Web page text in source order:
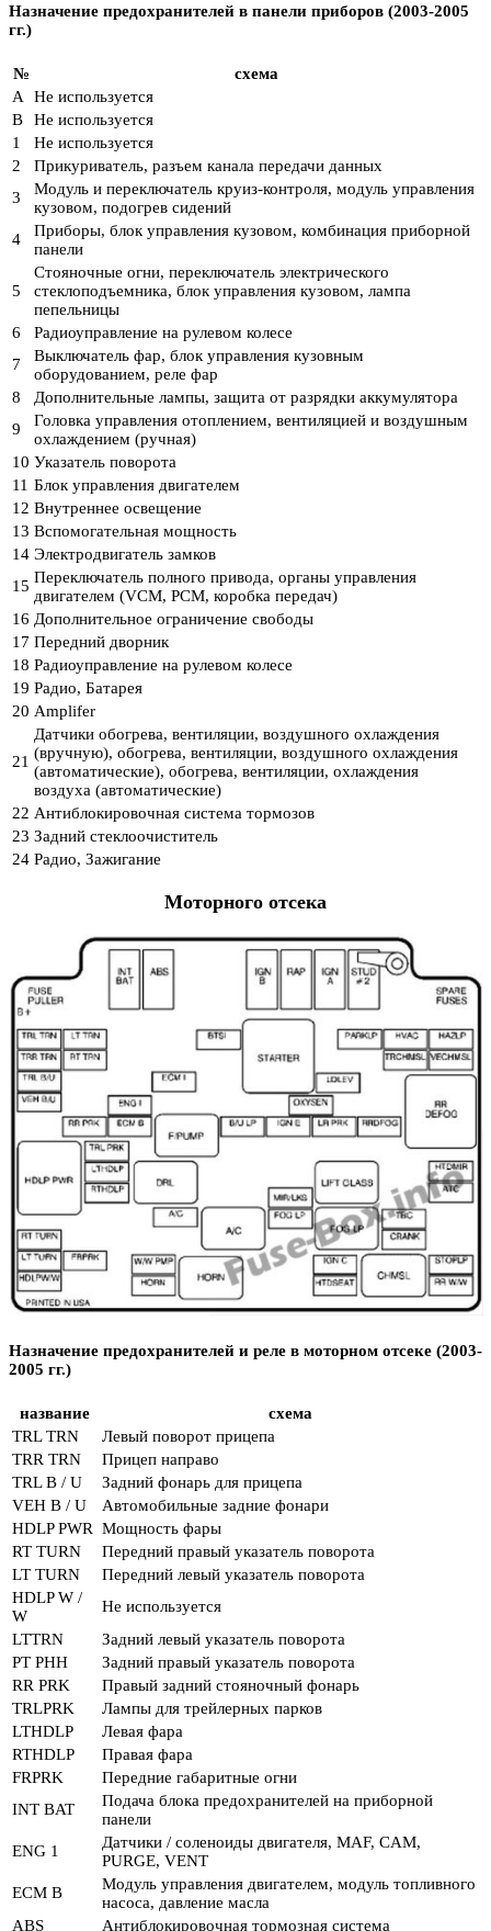
Назначение предохранителей в панели приборов (2003-2005
гг.)
№
схема
A
Не используется
В
Не используется
1
Не используется
2
Прикуриватель, разъем канала передачи данных
3
Модуль и переключатель круиз-контроля, модуль управления
кузовом, подогрев сидений
4
Приборы, блок управления кузовом, комбинация приборной
панели
5
Стояночные огни, переключатель электрического
стеклоподъемника, блок управления кузовом, лампа
пепельницы
6
Радиоуправление на рулевом колесе
7
Выключатель фар, блок управления кузовным
оборудованием, реле фар
8
Дополнительные лампы, защита от разрядки аккумулятора
9
Головка управления отоплением, вентиляцией и воздушным
охлаждением (ручная)
10 Указатель поворота
11 Блок управления двигателем
12 Внутреннее освещение
13 Вспомогательная мощность
14 Электродвигатель замков
15 Переключатель полного привода, органы управления
двигателем (VCM, PCM, коробка передач)
16 Дополнительное ограничение свободы
17 Передний дворник
18 Радиоуправление на рулевом колесе
19 Радио, Батарея
20 Amplifer
21
Датчики обогрева, вентиляции, воздушного охлаждения
(вручную), обогрева, вентиляции, воздушного охлаждения
(автоматические), обогрева, вентиляции, охлаждения
воздуха (автоматические)
22 Антиблокировочная система тормозов
23 Задний стеклоочиститель
24 Радио, Зажигание
Моторного отсека
Назначение предохранителей и реле в моторном отсеке (2003-
2005 гг.)
название
схема
TRL TRN
Левый поворот прицепа
TRR TRN
Прицеп направо
TRL B / U
Задний фонарь для прицепа
VEH B / U
Автомобильные задние фонари
HDLP PWR Мощность фары
RT TURN
Передний правый указатель поворота
LT TURN
Передний левый указатель поворота
HDLP W /
W
Не используется
LTTRN
Задний левый указатель поворота
РТ РНН
Задний правый указатель поворота
RR PRK
Правый задний стояночный фонарь
TRLPRK
Лампы для трейлерных парков
LTHDLP
Левая фара
RTHDLP
Правая фара
FRPRK
Передние габаритные огни
INT BAT
Подача блока предохранителей на приборной
панели
ENG 1
Датчики / соленоиды двигателя, MAF, CAM,
PURGE, VENT
ECM B
Модуль управления двигателем, модуль топливного
насоса, давление масла
ABS
Антиблокировочная тормозная система